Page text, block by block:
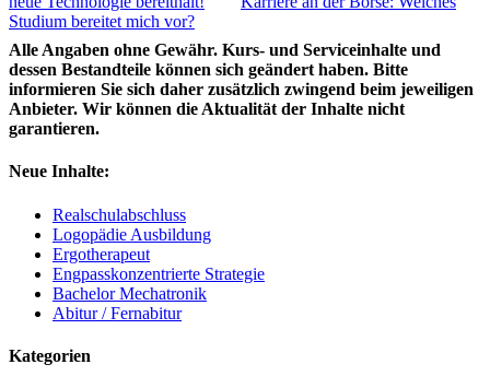
Studium bereitet mich vor?
Alle Angaben ohne Gewähr. Kurs- und Serviceinhalte und
dessen Bestandteile können sich geändert haben. Bitte
informieren Sie sich daher zusätzlich zwingend beim jeweiligen
Anbieter. Wir können die Aktualität der Inhalte nicht
garantieren.
Neue Inhalte:
Realschulabschluss
Logopädie Ausbildung
Ergotherapeut
Engpasskonzentrierte Strategie
Bachelor Mechatronik
Abitur / Fernabitur
Kategorien